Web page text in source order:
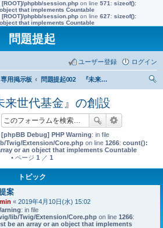
[ROOT]/phpbb/session.php on line 571 : sizeof():
that implements Countable
[ROOT]/phpbb/session.php on line 627: sizeof():
that implements Countable
問題提起
ログイン
ユーザー登録
用掲示板
問題提起002 『未来世代基金』の創設
世代基金』の創設
[phpBB Debug] PHP Warning: in file
Twig/Extension/Core.phpon line 1266: count():
or an object that implements Countable
• ページ 1 ／ 1
トピック
案
« 2019年4月10日(水) 15:02
: in file
lib/Twig/Extension/Core.php on line 1266:
be an array or an object that implements